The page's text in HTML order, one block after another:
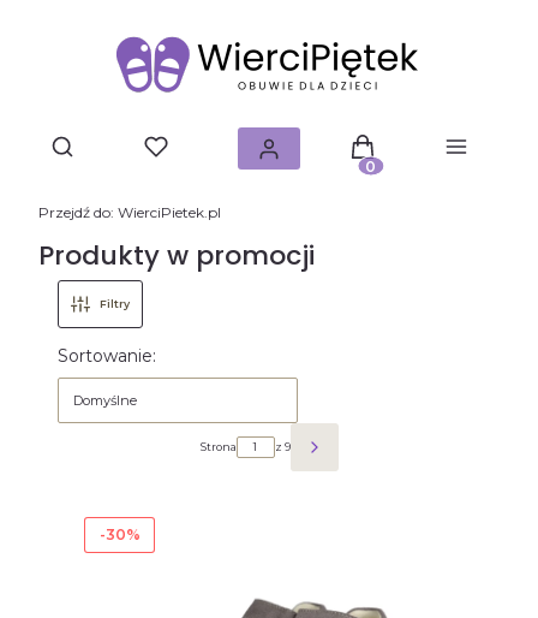
Produkty w koszyku: 0.
Przejdź do: WierciPietek.pl
Produkty w promocji
Filtry
Lista produktów
Sortowanie:
Domyślne
Strona z 9 Następne produkty
-30%